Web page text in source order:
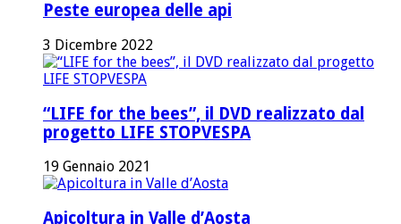
Peste europea delle api
3 Dicembre 2022
“LIFE for the bees”, il DVD realizzato dal
progetto LIFE STOPVESPA
19 Gennaio 2021
Apicoltura in Valle d’Aosta